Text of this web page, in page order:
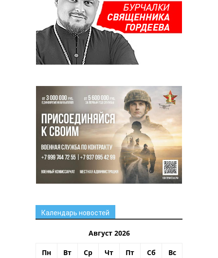
Календарь новостей
Август 2026
Пн Вт Ср Чт Пт Сб Вс